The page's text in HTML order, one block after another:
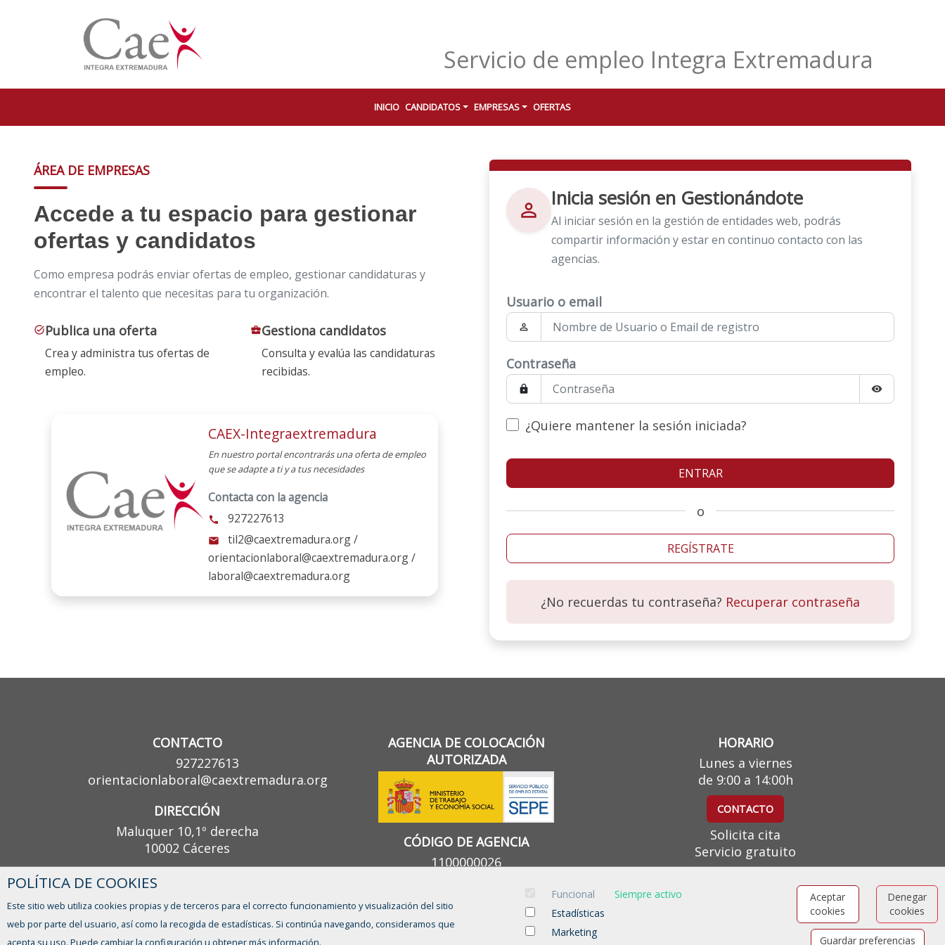
Servicio de empleo Integra Extremadura
INICIO CANDIDATOS EMPRESAS OFERTAS
ÁREA DE EMPRESAS
Accede a tu espacio para gestionar
ofertas y candidatos
Como empresa podrás enviar ofertas de empleo, gestionar candidaturas y
encontrar el talento que necesitas para tu organización.
task_altPublica una oferta
Crea y administra tus ofertas de
empleo.
business_centerGestiona candidatos
Consulta y evalúa las candidaturas
recibidas.
CAEX-Integraextremadura
En nuestro portal encontrarás una oferta de empleo
que se adapte a ti y a tus necesidades
Contacta con la agencia
call 927227613
mail
til2@caextremadura.org /
orientacionlaboral@caextremadura.org /
laboral@caextremadura.org
person_outline Inicia sesión en Gestionándote
Al iniciar sesión en la gestión de entidades web, podrás
compartir información y estar en continuo contacto con las
agencias.
Usuario o email
person_outline
Contraseña
lock visibility
¿Quiere mantener la sesión iniciada?
o
REGÍSTRATE
¿No recuerdas tu contraseña? Recuperar contraseña
CONTACTO
927227613
orientacionlaboral@caextremadura.org
DIRECCIÓN
Maluquer 10,1º derecha
10002 Cáceres
AGENCIA DE COLOCACIÓN
AUTORIZADA
CÓDIGO DE AGENCIA
1100000026
HORARIO
Lunes a viernes
de 9:00 a 14:00h
CONTACTO
Solicita cita
Servicio gratuito
POLÍTICA DE COOKIES
Este sitio web utiliza cookies propias y de terceros para el correcto funcionamiento y visualización del sitio
web por parte del usuario, así como la recogida de estadísticas. Si continúa navegando, consideramos que
acepta su uso. Puede cambiar la configuración u obtener más información.
Funcional
Siempre activo
Estadísticas
Marketing
Aceptar
cookies
Denegar
cookies
Guardar preferencias